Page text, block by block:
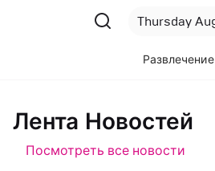
Развлечение
Лента Новостей
Посмотреть все новости